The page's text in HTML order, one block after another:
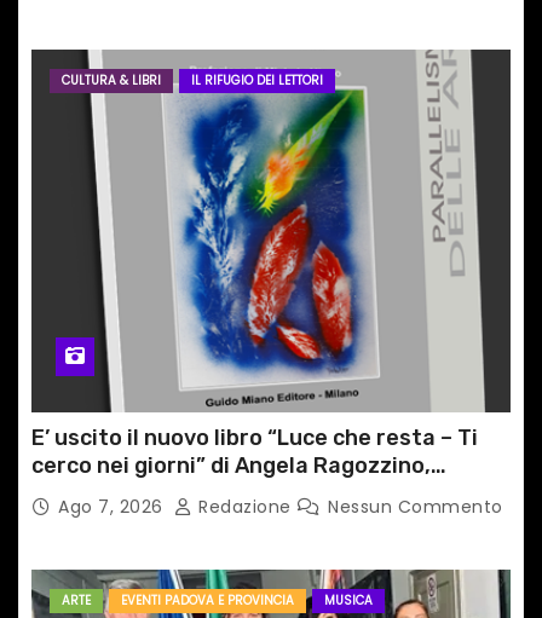
CULTURA & LIBRI IL RIFUGIO DEI LETTORI
E’ uscito il nuovo libro “Luce che resta – Ti
cerco nei giorni” di Angela Ragozzino,
medico primario di Capua
Ago 7, 2026 Redazione Nessun Commento
ARTE EVENTI PADOVA E PROVINCIA MUSICA